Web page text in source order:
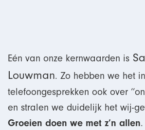
Eén van onze kernwaarden is
Louwman. Zo hebben we het in
telefoongesprekken ook over
en stralen we duidelijk het wij-
Groeien doen we met z’n allen